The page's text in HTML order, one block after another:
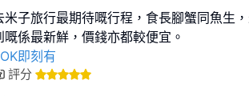
米子旅行最期待嘅行程，食長腳蟹同魚生
即刻有
評分